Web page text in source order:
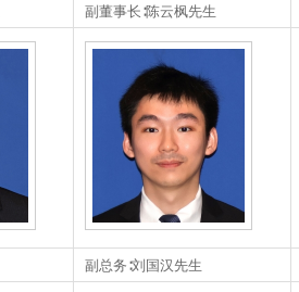
副董事长∶陈云枫先生
副总务∶刘国汉先生